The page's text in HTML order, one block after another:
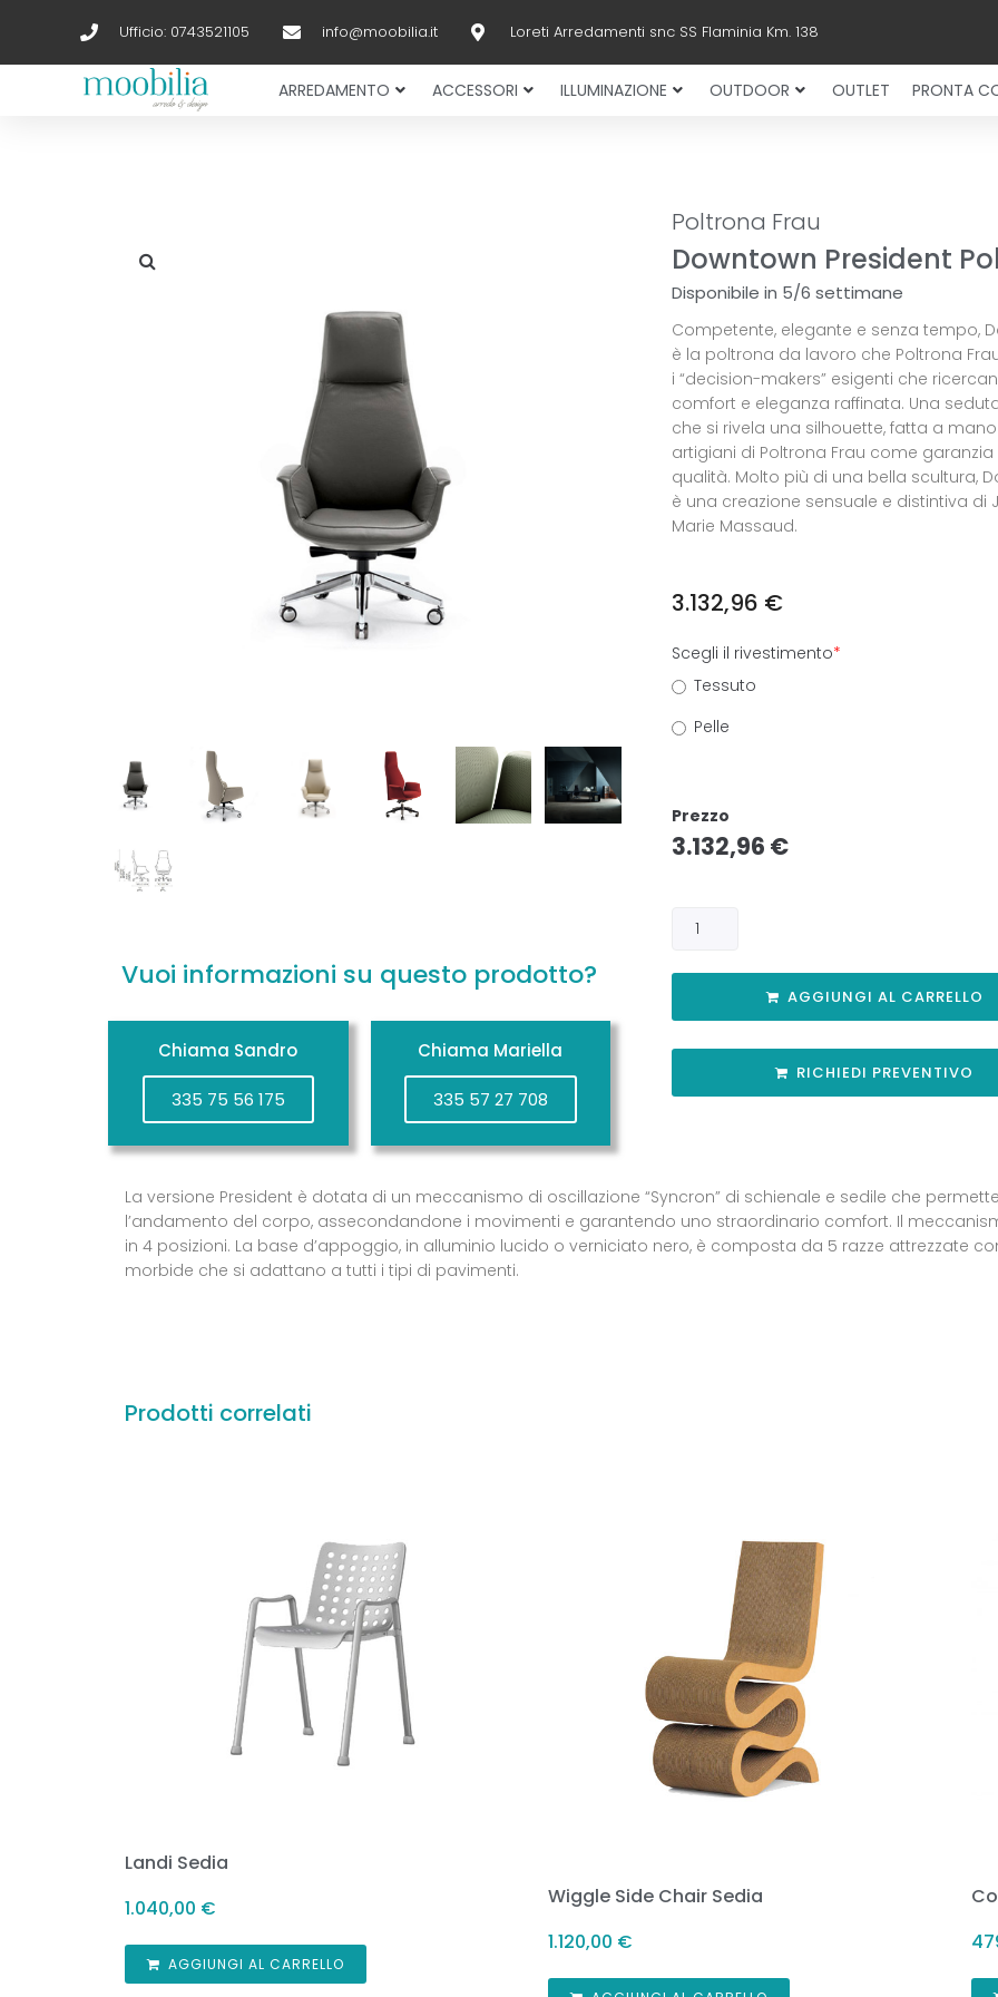
Ufficio: 0743521105 info@moobilia.it Loreti Arredamenti snc SS Flaminia Km. 138
ARREDAMENTO ACCESSORI ILLUMINAZIONE OUTDOOR OUTLET PRONTA
Vuoi informazioni su questo prodotto?
Chiama Sandro
335 75 56 175
Chiama Mariella
335 57 27 708
Poltrona Frau
Downtown President
Disponibile in 5/6 settimane
Competente, elegante e senza tempo,
è la poltrona da lavoro che Poltrona
i “decision-makers” esigenti che
comfort e eleganza raffinata. Una
che si rivela una silhouette, fatta a
artigiani di Poltrona Frau come
qualità. Molto più di una bella scultura,
è una creazione sensuale e distintiva di
Marie Massaud.
3.132,96 €
Scegli il rivestimento*
Tessuto
Pelle
Prezzo
3.132,96 €
AGGIUNGI AL CARRELLO
RICHIEDI PREVENTIVO
La versione President è dotata di un meccanismo di oscillazione “Syncron” di schienale e sedile che
l’andamento del corpo, assecondandone i movimenti e garantendo uno straordinario comfort. Il
in 4 posizioni. La base d’appoggio, in alluminio lucido o verniciato nero, è composta da 5 razze attrezzate
morbide che si adattano a tutti i tipi di pavimenti.
Prodotti correlati
Landi Sedia
1.040,00 €
AGGIUNGI AL CARRELLO
Wiggle Side Chair Sedia
1.120,00 €